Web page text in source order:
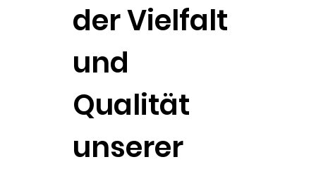
der Vielfalt
und
Qualität
unserer